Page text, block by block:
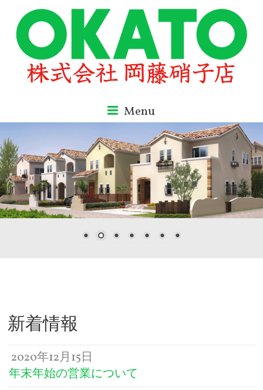
content
okato
株
式
会
社
岡
藤
Menu
新着情報
2020年12月15日
年末年始の営業について